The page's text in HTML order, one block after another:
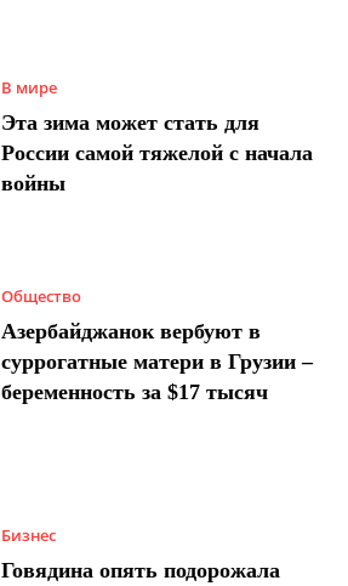
В мире
Эта зима может стать для
России самой тяжелой с начала
войны
Общество
Азербайджанок вербуют в
суррогатные матери в Грузии –
беременность за $17 тысяч
Бизнес
Говядина опять подорожала